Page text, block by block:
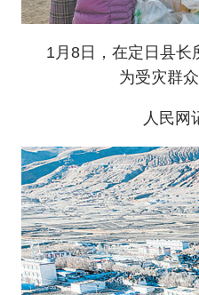
1月8日，在定日县长
为受灾群
人民网记